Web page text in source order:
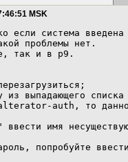
MSK
если система
проблемы нет.
так и в p9.
из выпадающего
auth, то
имя
попробуйте